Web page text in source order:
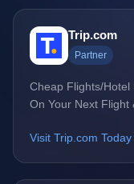
Trip.com
Partner
Cheap Flights/
On Your Next Flight
Visit Trip.com